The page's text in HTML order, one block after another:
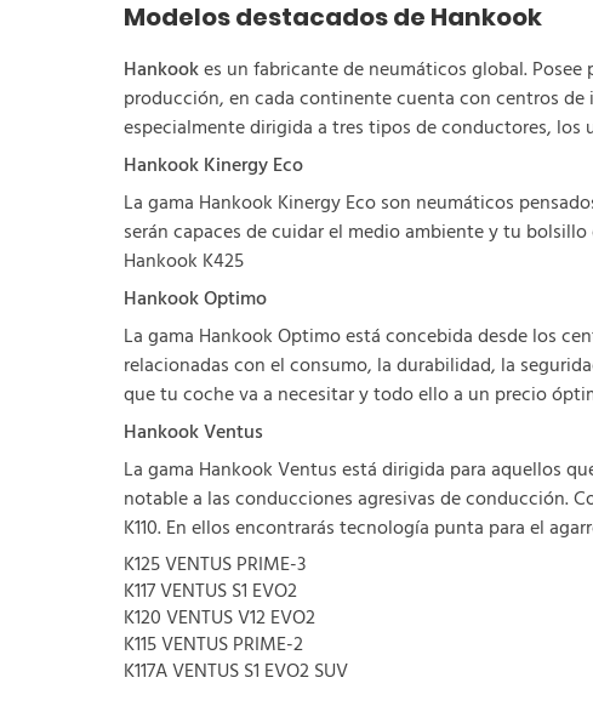
Modelos destacados de Hankook
Hankookes un fabricante de neumáticos global.
producción, en cada continente cuenta con centros
especialmente dirigida a tres tipos de conductores, los
Hankook Kinergy Eco
La gama Hankook Kinergy Eco son neumáticos
serán capaces de cuidar el medio ambiente y tu
Hankook K425
Hankook Optimo
La gama Hankook Optimo está concebida desde los
relacionadas con el consumo, la durabilidad, la
que tu coche va a necesitar y todo ello a un precio
Hankook Ventus
La gama Hankook Ventus está dirigida para aquellos
notable a las conducciones agresivas de conducción.
K110. En ellos encontrarás tecnología punta para el
K125 VENTUS PRIME-3
K117 VENTUS S1 EVO2
K120 VENTUS V12 EVO2
K115 VENTUS PRIME-2
K117A VENTUS S1 EVO2 SUV